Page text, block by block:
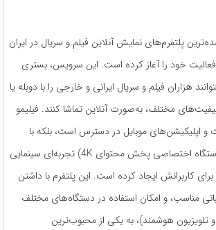
پلتفرم‌های نمایش آنلاین فیلم و سریال در ایران
است که از سال 1393 فعالیت خود را آغاز کرده است. این سرویس، بستری
هزاران فیلم و سریال ایرانی و خارجی را با دوبله یا
مختلف، به‌صورت آنلاین تماشا کنند. فیلیمو
و اپلیکیشن‌های موبایل در دسترس است، بلکه با
ارائه‌ی فیلیمو باکس (دستگاه اختصاصی پخش محتوای 4K) تجربه‌ای سینمایی
کاربرانش ایجاد کرده است. این پلتفرم با داشتن
مناسب، و امکان استفاده در دستگاه‌های مختلف
تلویزیون هوشمند)، به یکی از محبوب‌ترین